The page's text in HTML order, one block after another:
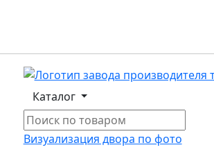
Логотип, переход на главную
Каталог
Визуализация двора по фото